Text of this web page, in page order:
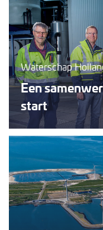
Waterschap
Een
start